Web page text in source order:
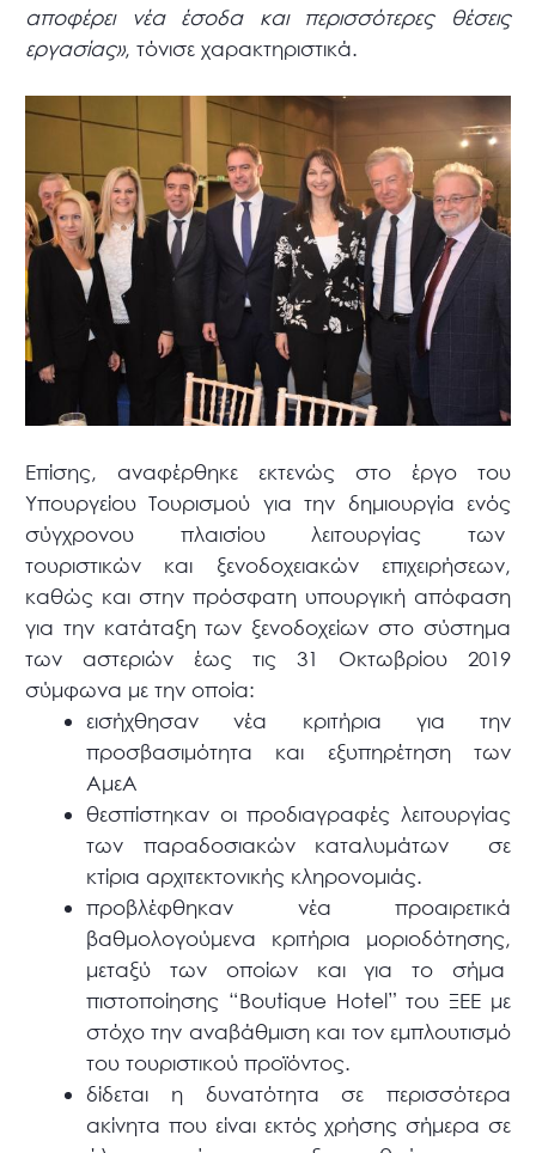
αποφέρει νέα έσοδα και περισσότερες θέσεις
εργασίας», τόνισε χαρακτηριστικά.
Επίσης, αναφέρθηκε εκτενώς στο έργο του
Υπουργείου Τουρισμού για την δημιουργία ενός
σύγχρονου πλαισίου λειτουργίας των
τουριστικών και ξενοδοχειακών επιχειρήσεων,
καθώς και στην πρόσφατη υπουργική απόφαση
για την κατάταξη των ξενοδοχείων στο σύστημα
των αστεριών έως τις 31 Οκτωβρίου 2019
σύμφωνα με την οποία:
εισήχθησαν νέα κριτήρια για την
προσβασιμότητα και εξυπηρέτηση των
ΑμεΑ
θεσπίστηκαν οι προδιαγραφές λειτουργίας
των παραδοσιακών καταλυμάτων σε
κτίρια αρχιτεκτονικής κληρονομιάς.
προβλέφθηκαν νέα προαιρετικά
βαθμολογούμενα κριτήρια μοριοδότησης,
μεταξύ των οποίων και για το σήμα
πιστοποίησης “Boutique Hotel” του ΞΕΕ με
στόχο την αναβάθμιση και τον εμπλουτισμό
του τουριστικού προϊόντος.
δίδεται η δυνατότητα σε περισσότερα
ακίνητα που είναι εκτός χρήσης σήμερα σε